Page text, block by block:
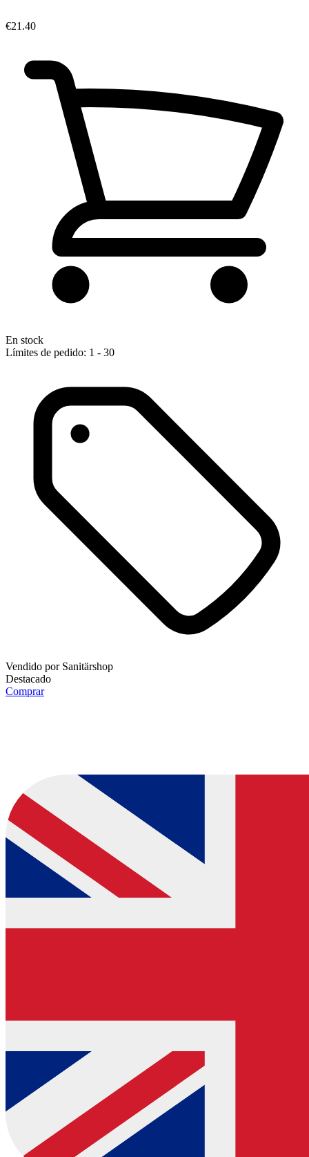
€21.40
En stock
Límites de pedido: 1 - 30
Vendido por Sanitärshop
Destacado
Comprar